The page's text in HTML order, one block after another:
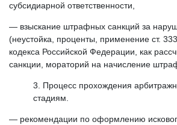
субсидиарной ответственности,
— взыскание штрафных санкций за
(неустойка, проценты, применение ст.
кодекса Российской Федерации, как
санкции, мораторий на начисление
Процесс прохождения
стадиям.
— рекомендации по оформлению